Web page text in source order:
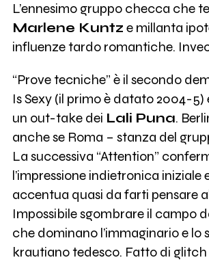
L’ennesimo gruppo checca che
Marlene Kuntz e millanta
influenze tardo romantiche.
“Prove tecniche” è il secondo
Is Sexy (il primo è datato 2004-5)
un out-take dei Lali Puna.
anche se Roma – stanza del
La successiva “Attention”
l’impressione indietronica iniziale
accentua quasi da farti pensare
Impossibile sgombrare il campo
che dominano l’immaginario e lo
krautiano tedesco. Fatto di glitch